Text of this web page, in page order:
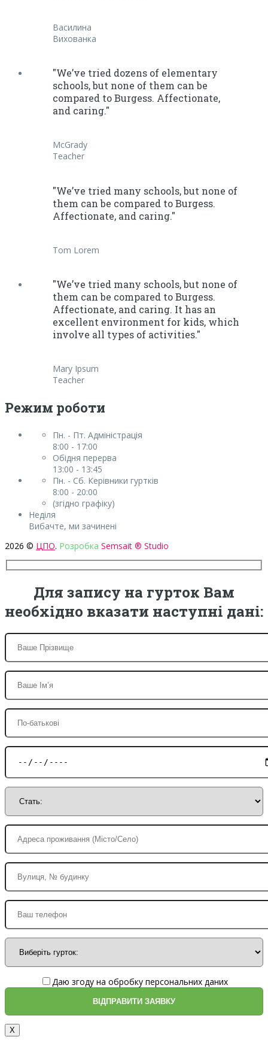
Василина
Вихованка
"We’ve tried dozens of elementary
schools, but none of them can be
compared to Burgess. Affectionate,
and caring."
McGrady
Teacher
"We’ve tried many schools, but none of
them can be compared to Burgess.
Affectionate, and caring."
Tom Lorem
"We’ve tried many schools, but none of
them can be compared to Burgess.
Affectionate, and caring. It has an
excellent environment for kids, which
involve all types of activities."
Mary Ipsum
Teacher
Режим роботи
Пн. - Пт. Адміністрація
8:00 - 17:00
Обідня перерва
13:00 - 13:45
Пн. - Сб. Керівники гуртків
8:00 - 20:00
(згідно графіку)
Неділя
Вибачте, ми зачинені
2026 © ЦПО. Розробка Semsait ® Studio
Для запису на гурток Вам
необхідно вказати наступні дані:
Даю згоду на обробку персональних даних
X